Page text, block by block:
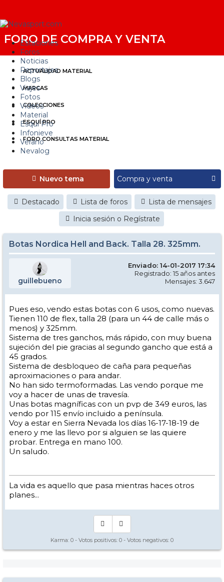
Estaciones
Foros
Noticias
Reportajes
Blogs
Viajes
Fotos
Videos
Material
Esquí Pro
Infonieve
Verano
Nevalog
FORO DE COMPRA Y VENTA
ACTUALIDAD MATERIAL
MARCAS
COLECCIONES
ESQUÍ PRO
FORO CONSULTAS MATERIAL
Nuevo tema
Destacado Lista de foros
Lista de mensajes
Inicia sesión o Regístrate
Botas Nordica Hell and Back. Talla 28. 325mm.
guillebueno
Enviado: 14-01-2017 17:34
Registrado: 15 años antes
Mensajes: 3.647
Pues eso, vendo estas botas con 6 usos, como nuevas.
Tienen 110 de flex, talla 28 (para un 44 de calle más o
menos) y 325mm.
Sistema de tres ganchos, más rápido, con muy buena
sujeción del pie gracias al segundo gancho que está a
45 grados.
Sistema de desbloqueo de caña para pequeñas
aproximaciones o para andar.
No han sido termoformadas. Las vendo porque me
voy a hacer de unas de travesía.
Unas botas magníficas con un pvp de 349 euros, las
vendo por 115 envío incluido a península.
Voy a estar en Sierra Nevada los días 16-17-18-19 de
enero y me las llevo por si alguien se las quiere
probar. Entrega en mano 100.
Un saludo.
La vida es aquello que pasa mientras haces otros
planes...
Karma: 0 - Votos positivos: 0 - Votos negativos: 0